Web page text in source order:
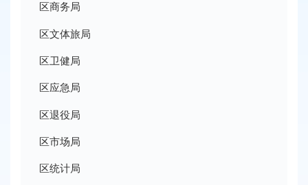
区商务局
区文体旅局
区卫健局
区应急局
区退役局
区市场局
区统计局